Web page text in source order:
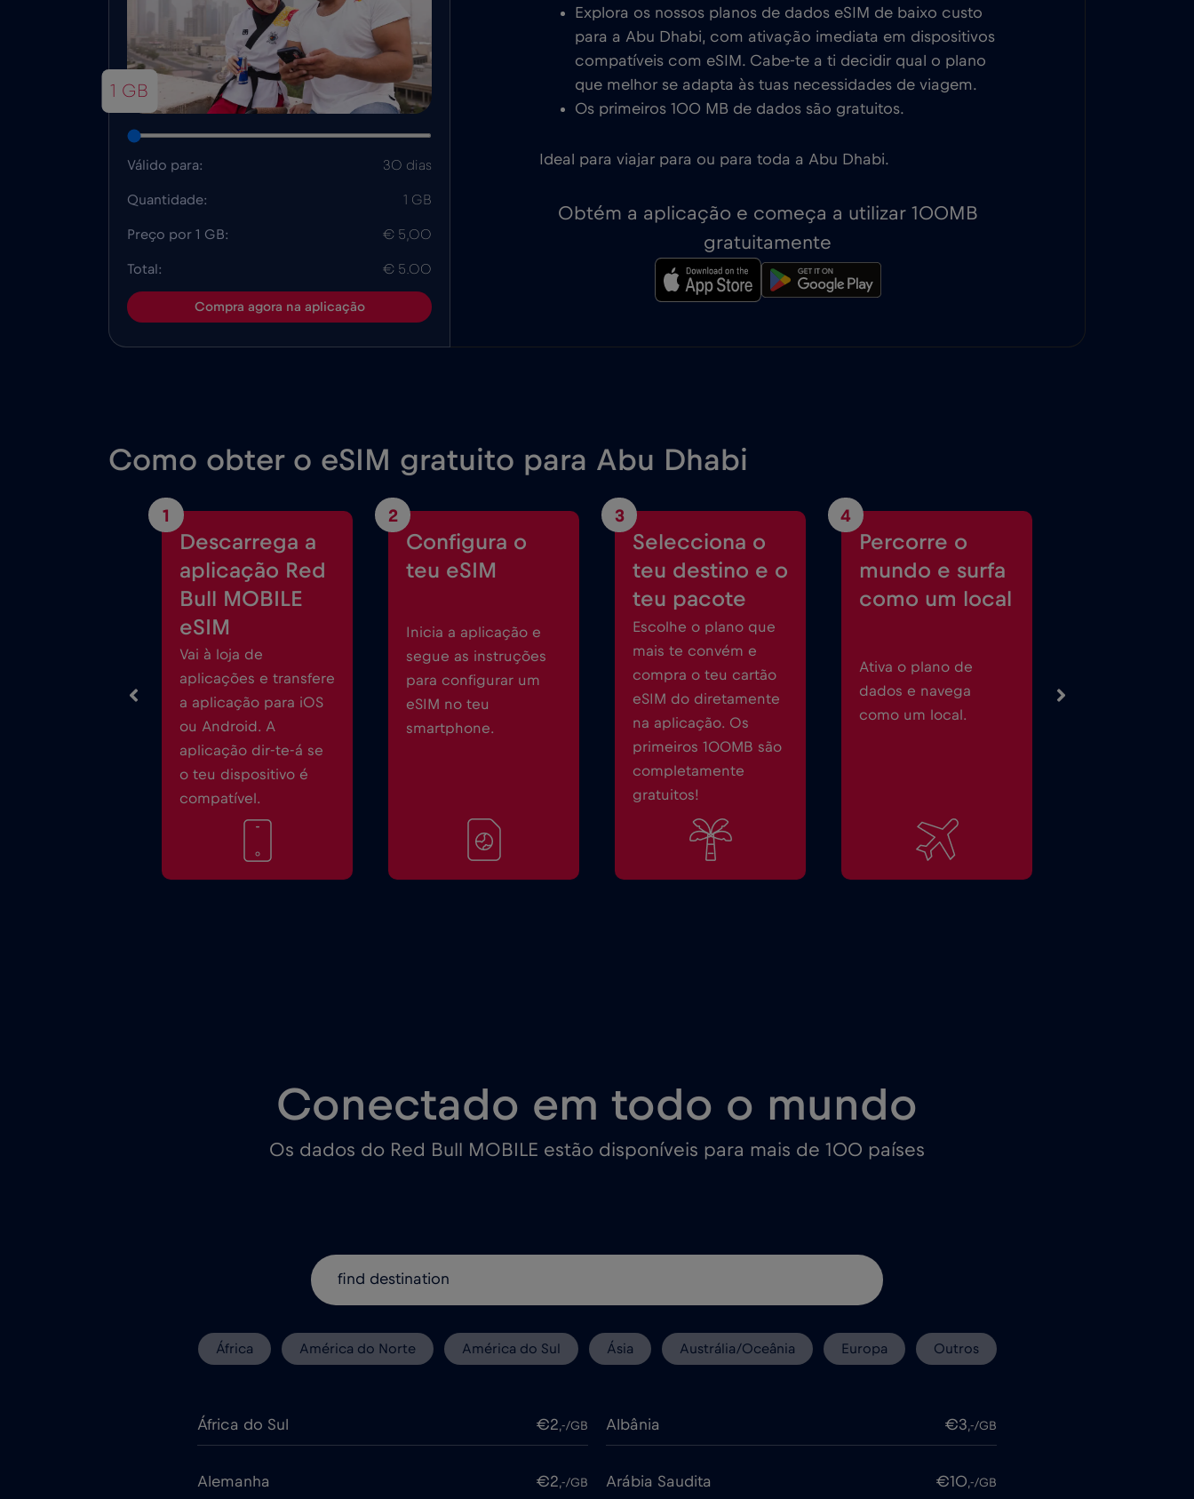
1 GB
Válido para: 30 dias
Quantidade: 1 GB
Preço por 1 GB: € 5,00
Total: € 5.00
Compra agora na aplicação
Explora os nossos planos de dados eSIM de baixo custo
para a Abu Dhabi, com ativação imediata em dispositivos
compatíveis com eSIM. Cabe-te a ti decidir qual o plano
que melhor se adapta às tuas necessidades de viagem.
Os primeiros 100 MB de dados são gratuitos.
Ideal para viajar para ou para toda a Abu Dhabi.
Obtém a aplicação e começa a utilizar 100MB
gratuitamente
Como obter o eSIM gratuito para Abu Dhabi
1
Descarrega a
aplicação Red
Bull MOBILE
eSIM
Vai à loja de
aplicações e transfere
a aplicação para iOS
ou Android. A
aplicação dir-te-á se
o teu dispositivo é
compatível.
2
Configura o
teu eSIM
Inicia a aplicação e
segue as instruções
para configurar um
eSIM no teu
smartphone.
3
Selecciona o
teu destino e o
teu pacote
Escolhe o plano que
mais te convém e
compra o teu cartão
eSIM do diretamente
na aplicação. Os
primeiros 100MB são
completamente
gratuitos!
4
Percorre o
mundo e surfa
como um local
Ativa o plano de
dados e navega
como um local.
Conectado em todo o mundo
Os dados do Red Bull MOBILE estão disponíveis para mais de 100 países
África América do Norte América do Sul Ásia Austrália/Oceânia Europa Outros
África do Sul €2,-/GB Albânia €3,-/GB
Alemanha €2,-/GB Arábia Saudita €10,-/GB